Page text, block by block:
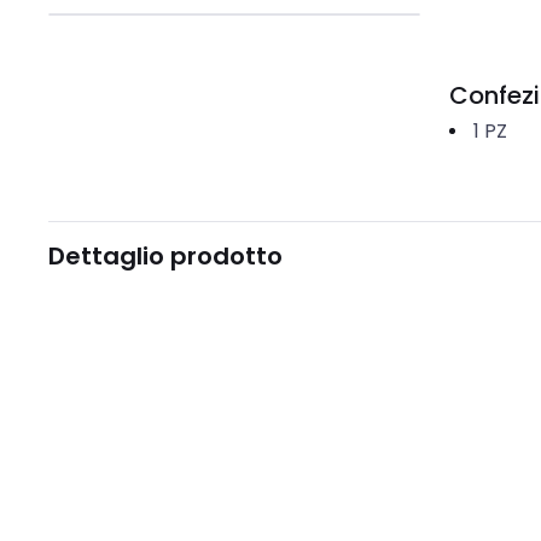
1 PZ
Dettaglio prodotto